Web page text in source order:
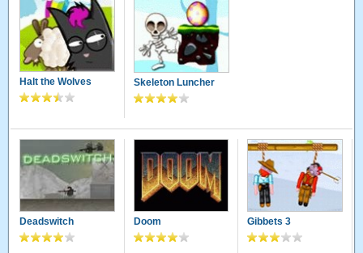
Halt the Wolves Skeleton Luncher
Deadswitch Doom Gibbets 3